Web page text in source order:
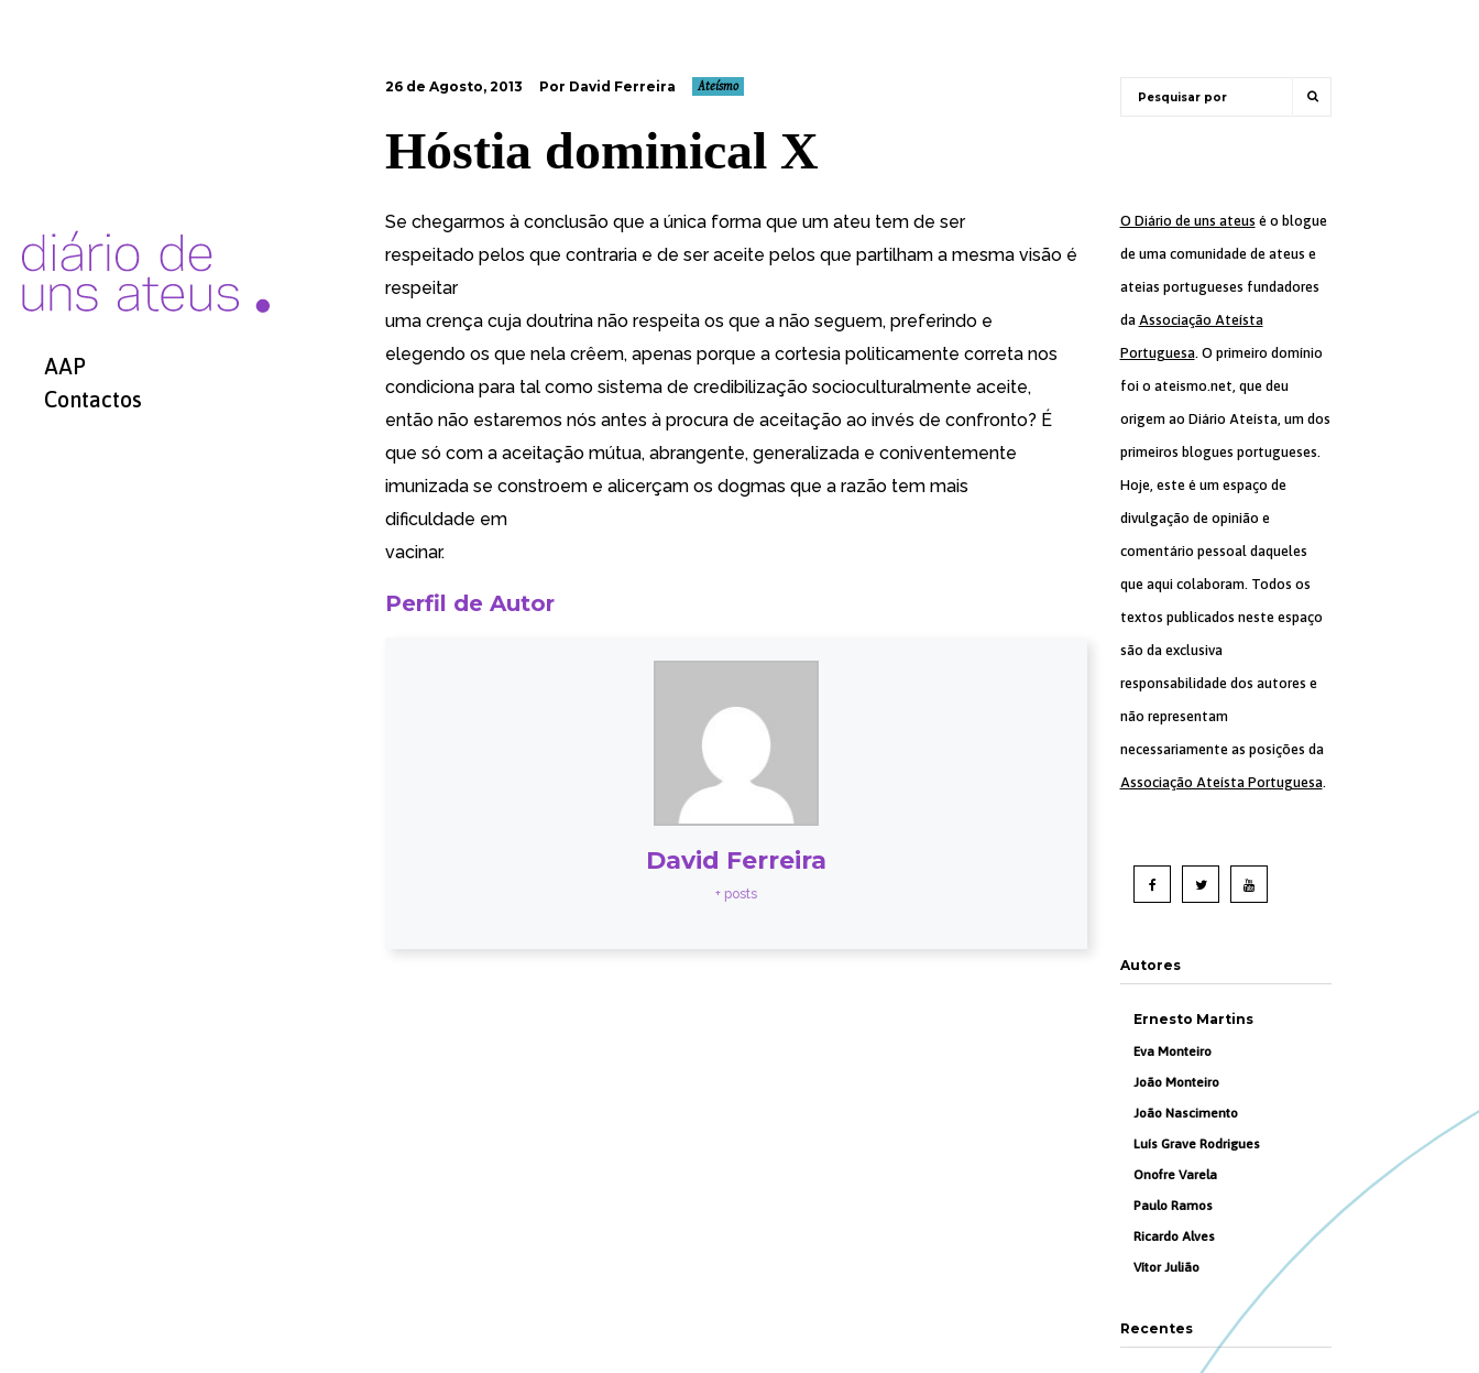
AAP
Contactos
26 de Agosto, 2013 Por David Ferreira Ateísmo
Hóstia dominical X
Se chegarmos à conclusão que a única forma que um ateu tem de ser
respeitado pelos que contraria e de ser aceite pelos que partilham a mesma visão é
respeitar
uma crença cuja doutrina não respeita os que a não seguem, preferindo e
elegendo os que nela crêem, apenas porque a cortesia politicamente correta nos
condiciona para tal como sistema de credibilização socioculturalmente aceite,
então não estaremos nós antes à procura de aceitação ao invés de confronto? É
que só com a aceitação mútua, abrangente, generalizada e coniventemente
imunizada se constroem e alicerçam os dogmas que a razão tem mais
dificuldade em
vacinar.
Perfil de Autor
David Ferreira
+ posts
O Diário de uns ateus é o blogue
de uma comunidade de ateus e
ateias portugueses fundadores
da Associação Ateísta
Portuguesa. O primeiro domínio
foi o ateismo.net, que deu
origem ao Diário Ateísta, um dos
primeiros blogues portugueses.
Hoje, este é um espaço de
divulgação de opinião e
comentário pessoal daqueles
que aqui colaboram. Todos os
textos publicados neste espaço
são da exclusiva
responsabilidade dos autores e
não representam
necessariamente as posições da
Associação Ateísta Portuguesa.
Autores
Ernesto Martins
Eva Monteiro
João Monteiro
João Nascimento
Luís Grave Rodrigues
Onofre Varela
Paulo Ramos
Ricardo Alves
Vítor Julião
Recentes